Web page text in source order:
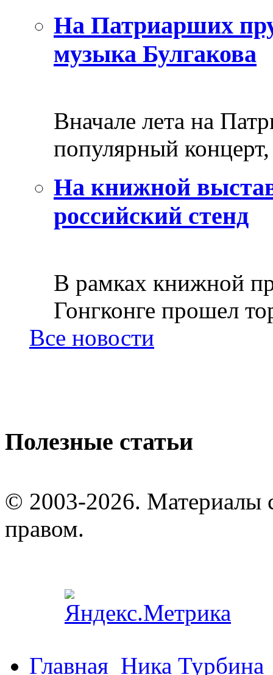
На Патриарших
музыка Булгакова
Вначале лета на
популярный
На книжной
российский стенд
В рамках книжной
Гонгконге прошел
Все новости
Полезные статьи
© 2003-2026. Материалы
правом.
Главная Ника Турбина